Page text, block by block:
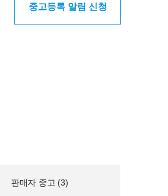
중고등록 알림 신청
판매자 중고 (3)